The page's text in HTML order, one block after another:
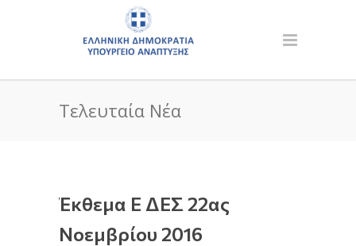
Τελευταία Νέα
Έκθεμα Ε ΔΕΣ 22ας
Νοεμβρίου 2016